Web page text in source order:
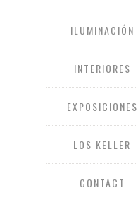
ILUMINACIÓN
INTERIORES
EXPOSICIONES
LOS KELLER
CONTACT